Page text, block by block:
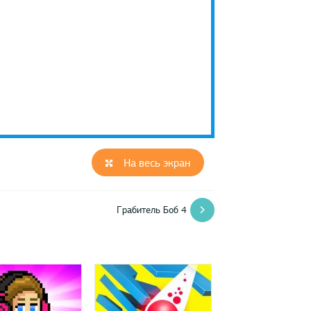
На весь экран
Грабитель Боб 4